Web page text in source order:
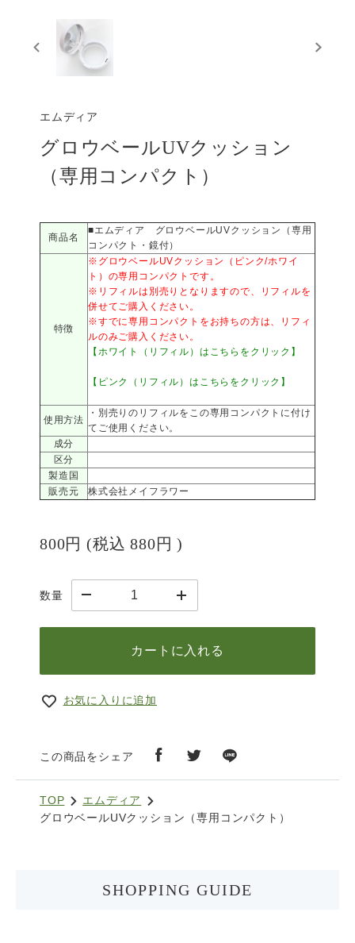
エムディア
グロウベールUVクッション
（専用コンパクト）
商品名
■エムディア グロウベールUVクッション（専用
コンパクト・鏡付）
特徴
※グロウベールUVクッション（ピンク/ホワイ
ト）の専用コンパクトです。
※リフィルは別売りとなりますので、リフィルを
併せてご購入ください。
※すでに専用コンパクトをお持ちの方は、リフィ
ルのみご購入ください。
【ホワイト（リフィル）はこちらをクリック】
【ピンク（リフィル）はこちらをクリック】
使用方法
・別売りのリフィルをこの専用コンパクトに付け
てご使用ください。
成分
区分
製造国
販売元
株式会社メイフラワー
800円 (税込880円 )
数量
カートに入れる
お気に入りに追加
この商品をシェア
TOP
エムディア
グロウベールUVクッション（専用コンパクト）
SHOPPING GUIDE